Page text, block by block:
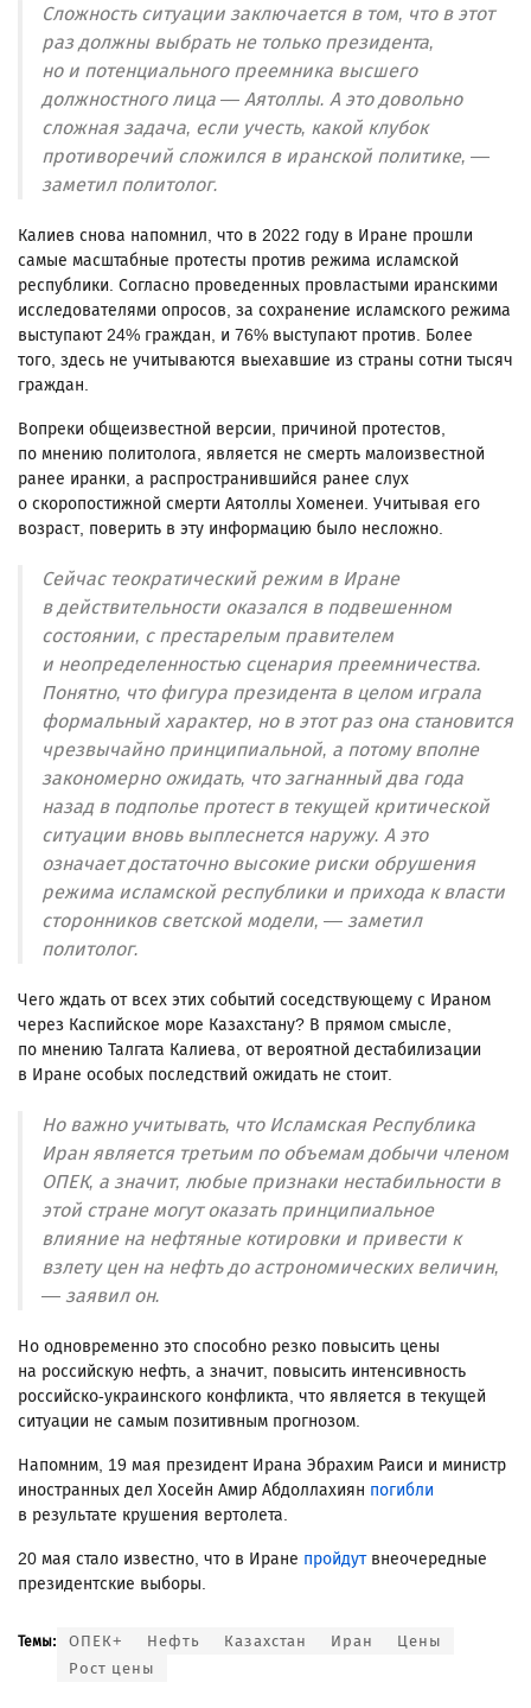
Сложность ситуации заключается в том, что в этот
раз должны выбрать не только президента,
но и потенциального преемника высшего
должностного лица — Аятоллы. А это довольно
сложная задача, если учесть, какой клубок
противоречий сложился в иранской политике, —
заметил политолог.
Калиев снова напомнил, что в 2022 году в Иране прошли
самые масштабные протесты против режима исламской
республики. Согласно проведенных провластыми иранскими
исследователями опросов, за сохранение исламского режима
выступают 24% граждан, и 76% выступают против. Более
того, здесь не учитываются выехавшие из страны сотни тысяч
граждан.
Вопреки общеизвестной версии, причиной протестов,
по мнению политолога, является не смерть малоизвестной
ранее иранки, а распространившийся ранее слух
о скоропостижной смерти Аятоллы Хоменеи. Учитывая его
возраст, поверить в эту информацию было несложно.
Сейчас теократический режим в Иране
в действительности оказался в подвешенном
состоянии, с престарелым правителем
и неопределенностью сценария преемничества.
Понятно, что фигура президента в целом играла
формальный характер, но в этот раз она становится
чрезвычайно принципиальной, а потому вполне
закономерно ожидать, что загнанный два года
назад в подполье протест в текущей критической
ситуации вновь выплеснется наружу. А это
означает достаточно высокие риски обрушения
режима исламской республики и прихода к власти
сторонников светской модели, — заметил
политолог.
Чего ждать от всех этих событий соседствующему с Ираном
через Каспийское море Казахстану? В прямом смысле,
по мнению Талгата Калиева, от вероятной дестабилизации
в Иране особых последствий ожидать не стоит.
Но важно учитывать, что Исламская Республика
Иран является третьим по объемам добычи членом
ОПЕК, а значит, любые признаки нестабильности в
этой стране могут оказать принципиальное
влияние на нефтяные котировки и привести к
взлету цен на нефть до астрономических величин,
— заявил он.
Но одновременно это способно резко повысить цены
на российскую нефть, а значит, повысить интенсивность
российско-украинского конфликта, что является в текущей
ситуации не самым позитивным прогнозом.
Напомним, 19 мая президент Ирана Эбрахим Раиси и министр
иностранных дел Хосейн Амир Абдоллахиян погибли
в результате крушения вертолета.
20 мая стало известно, что в Иране пройдут внеочередные
президентские выборы.
Темы: ОПЕК+ Нефть Казахстан Иран
Цены
Рост цены